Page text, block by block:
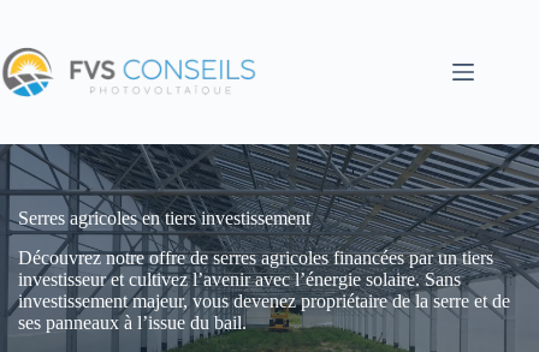
contenu
Serres agricoles en tiers investissement
Découvrez notre offre de serres agricoles financées par un tiers
investisseur et cultivez l’avenir avec l’énergie solaire. Sans
investissement majeur, vous devenez propriétaire de la serre et de
ses panneaux à l’issue du bail.